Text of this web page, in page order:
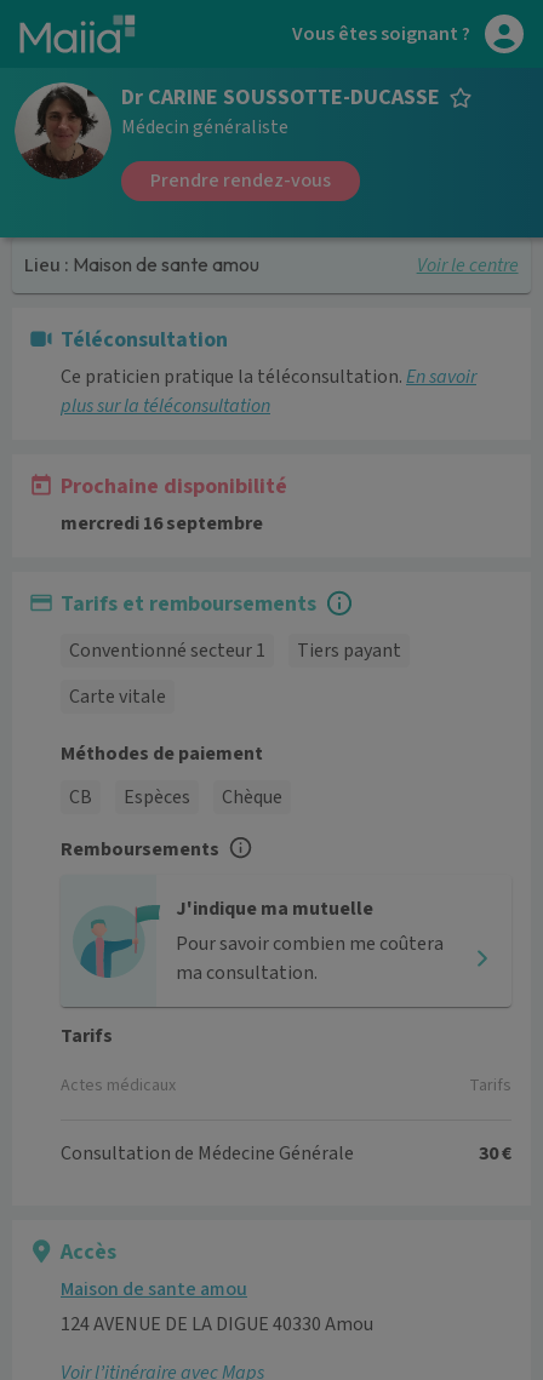
Aller au contenu principal Vous êtes soignant ?
Dr CARINE SOUSSOTTE-DUCASSE
Médecin généraliste
Prendre rendez-vous
Lieu : Maison de sante amou Voir le centre
Téléconsultation
Ce praticien pratique la téléconsultation.En savoir
plus sur la téléconsultation
Prochaine disponibilité
mercredi 16 septembre
Tarifs et remboursements
Conventionné secteur 1
Tiers payant
Carte vitale
Méthodes de paiement
CB
Espèces
Chèque
Remboursements
J'indique ma mutuelle
Pour savoir combien me coûtera
ma consultation.
Tarifs
Actes médicaux Tarifs
Consultation de Médecine Générale 30 €
Accès
Maison de sante amou
124 AVENUE DE LA DIGUE 40330 Amou
Voir l’itinéraire avec Maps